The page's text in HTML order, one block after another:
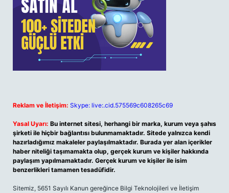
Reklam ve İletişim: Skype: live:.cid.575569c608265c69
Yasal Uyarı: Bu internet sitesi, herhangi bir marka, kurum veya şahıs
şirketi ile hiçbir bağlantısı bulunmamaktadır. Sitede yalnızca kendi
hazırladığımız makaleler paylaşılmaktadır. Burada yer alan içerikler
haber niteliği taşımamakta olup, gerçek kurum ve kişiler hakkında
paylaşım yapılmamaktadır. Gerçek kurum ve kişiler ile isim
benzerlikleri tamamen tesadüfidir.
Sitemiz, 5651 Sayılı Kanun gereğince Bilgi Teknolojileri ve İletişim